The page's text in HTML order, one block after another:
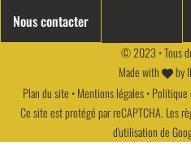
Nous contacter
© 2023 • Tous
Made with
by
Plan du site •Mentions légales•Politique
Ce site est protégé par reCAPTCHA. Les
d'utilisationde